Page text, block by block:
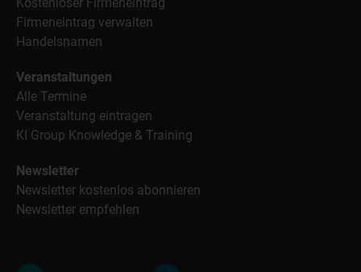
Firmeneintrag verwalten
Handelsnamen
Veranstaltungen
Alle Termine
Veranstaltung eintragen
KI Group Knowledge & Training
Newsletter
Newsletter kostenlos abonnieren
Newsletter empfehlen